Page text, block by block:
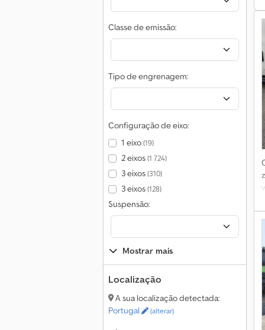
Classe de emissão:
Tipo de engrenagem:
Configuração de eixo:
1 eixo(19)
2 eixos(1 724)
3 eixos(310)
3 eixos(128)
Suspensão:
Mostrar mais
Localização
A sua localização detectada:
Portugal
(alterar)